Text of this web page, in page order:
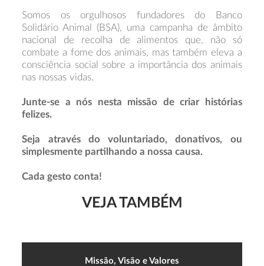
Somos os orgulhosos fundadores do Banco
Solidário Animal (BSA), uma campanha de âmbito
nacional de recolha de alimentos que, não só
combate a fome dos animais, mas também eleva a
consciência social sobre a importância dos animais
nas nossas vidas.
Junte-se a nós nesta missão de criar histórias
felizes.
Seja através do voluntariado, donativos, ou
simplesmente partilhando a nossa causa.
Cada gesto conta!
VEJA TAMBÉM
Missão, Visão e Valores